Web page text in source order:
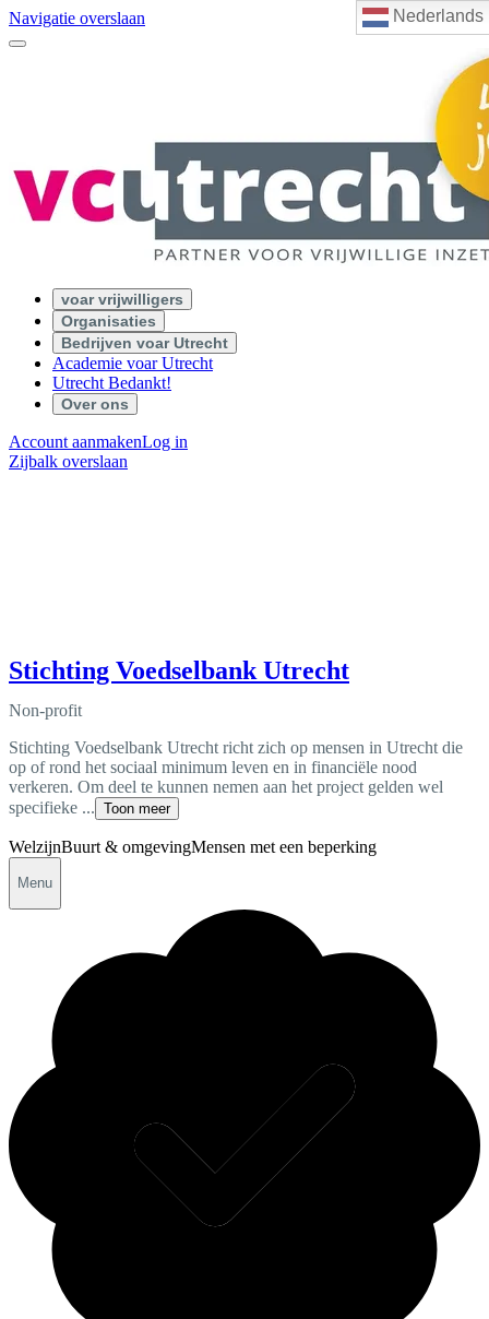
Nederlands
Navigatie overslaan
voar vrijwilligers
Organisaties
Bedrijven voar Utrecht
Academie voar Utrecht
Utrecht Bedankt!
Over ons
Account aanmakenLog in
Zijbalk overslaan
Stichting Voedselbank Utrecht
Non-profit
Stichting Voedselbank Utrecht richt zich op mensen in Utrecht die
op of rond het sociaal minimum leven en in financiële nood
verkeren. Om deel te kunnen nemen aan het project gelden wel
specifieke ... Toon meer
WelzijnBuurt & omgevingMensen met een beperking
Menu